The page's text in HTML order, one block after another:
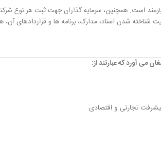
است. همچنین، سرمایه گذاران جهت ثبت هر نوع
شدن اسناد، مدارک، برنامه ها و قراردادهای آن،
می آورد که عبارتند از:
تجارتی و اقتصادی